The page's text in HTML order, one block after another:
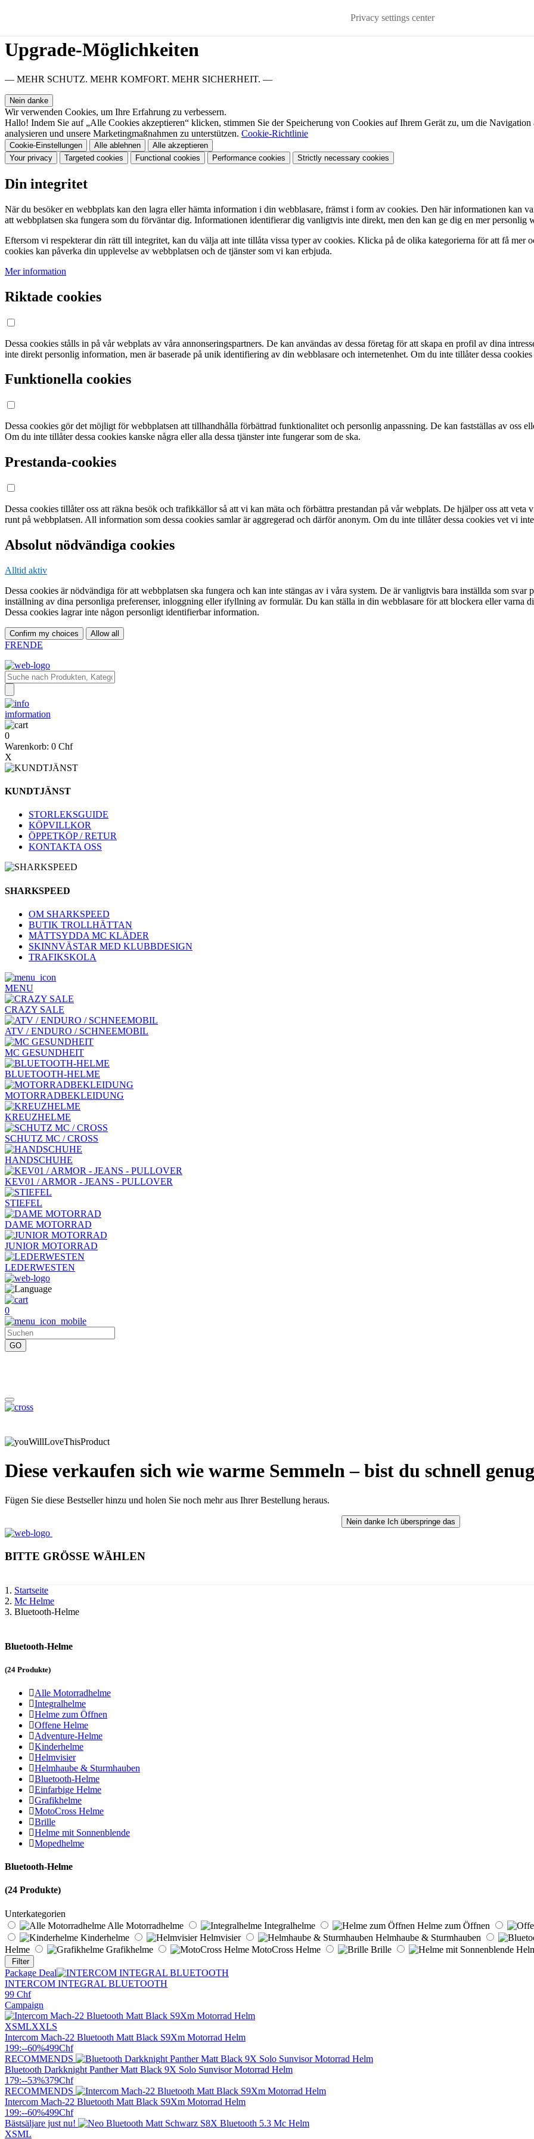
Upgrade-Möglichkeiten
— MEHR SCHUTZ. MEHR KOMFORT. MEHR SICHERHEIT. —
Nein danke
Wir verwenden Cookies, um Ihre Erfahrung zu verbessern.
Hallo! Indem Sie auf „Alle Cookies akzeptieren“ klicken, stimmen Sie der Speicherung von Cookies auf Ihrem Gerät zu, um die
analysieren und unsere Marketingmaßnahmen zu unterstützen. Cookie-Richtlinie
Cookie-Einstellungen Alle ablehnen Alle akzeptieren
Privacy settings center
Your privacy Targeted cookies Functional cookies Performance cookies Strictly necessary cookies
Din integritet
När du besöker en webbplats kan den lagra eller hämta information i din webblasare, främst i form av cookies. Den här informationen kan
att webbplatsen ska fungera som du förväntar dig. Informationen identifierar dig vanligtvis inte direkt, men den kan ge dig en mer personlig
Eftersom vi respekterar din rätt till integritet, kan du välja att inte tillåta vissa typer av cookies. Klicka på de olika kategorierna för att få mer
cookies kan påverka din upplevelse av webbplatsen och de tjänster som vi kan erbjuda.
Mer information
Riktade cookies
Dessa cookies stålls in på vår webplats av våra annonseringspartners. De kan användas av dessa företag för att skapa en profil av dina
inte direkt personlig information, men är baserade på unik identifiering av din webblasare och internetenhet. Om du inte tillåter dessa
Funktionella cookies
Dessa cookies gör det möjligt för webbplatsen att tillhandhålla förbättrad funktionalitet och personlig anpassning. De kan fastställas av oss
Om du inte tillåter dessa cookies kanske några eller alla dessa tjänster inte fungerar som de ska.
Prestanda-cookies
Dessa cookies tillåter oss att räkna besök och trafikkällor så att vi kan mäta och förbättra prestandan på vår webplats. De hjälper oss att
runt på webbplatsen. All information som dessa cookies samlar är aggregerad och därför anonym. Om du inte tillåter dessa cookies vet vi
Absolut nödvändiga cookies
Alltid aktiv
Dessa cookies är nödvändiga för att webbplatsen ska fungera och kan inte stängas av i våra system. De är vanligtvis bara inställda som
inställning av dina personliga preferenser, inloggning eller ifyllning av formulär. Du kan ställa in din webblasare för att blockera eller varna
Dessa cookies lagrar inte någon personligt identifierbar information.
Confirm my choices Allow all
FRENDE
imformation
0
Warenkorb: 0 Chf
X
KUNDTJÄNST
STORLEKSGUIDE
KÖPVILLKOR
ÖPPETKÖP / RETUR
KONTAKTA OSS
SHARKSPEED
OM SHARKSPEED
BUTIK TROLLHÄTTAN
MÅTTSYDDA MC KLÄDER
SKINNVÄSTAR MED KLUBBDESIGN
TRAFIKSKOLA
MENU
CRAZY SALE
ATV / ENDURO / SCHNEEMOBIL
MC GESUNDHEIT
BLUETOOTH-HELME
MOTORRADBEKLEIDUNG
KREUZHELME
SCHUTZ MC / CROSS
HANDSCHUHE
KEV01 / ARMOR - JEANS - PULLOVER
STIEFEL
DAME MOTORRAD
JUNIOR MOTORRAD
LEDERWESTEN
0
Diese verkaufen sich wie warme Semmeln – bist du schnell
Fügen Sie diese Bestseller hinzu und holen Sie noch mehr aus Ihrer Bestellung heraus.
Nein danke Ich überspringe das
BITTE GRÖSSE WÄHLEN
Startseite
Mc Helme
Bluetooth-Helme
Bluetooth-Helme
(24 Produkte)
Alle Motorradhelme
Integralhelme
Helme zum Öffnen
Offene Helme
Adventure-Helme
Kinderhelme
Helmvisier
Helmhaube & Sturmhauben
Bluetooth-Helme
Einfarbige Helme
Grafikhelme
MotoCross Helme
Brille
Helme mit Sonnenblende
Mopedhelme
Bluetooth-Helme
(24 Produkte)
Unterkategorien
Alle Motorradhelme
Integralhelme
Helme zum Öffnen
Kinderhelme
Helmvisier
Helmhaube & Sturmhauben
Helme
Grafikhelme MotoCross Helme Brille
Filter
Package Deal
INTERCOM INTEGRAL BLUETOOTH
99 Chf
Campaign
XSMLXXLS
Intercom Mach-22 Bluetooth Matt Black S9Xm Motorrad Helm
199:--60%499Chf
RECOMMENDS
Bluetooth Darkknight Panther Matt Black 9X Solo Sunvisor Motorrad Helm
179:--53%379Chf
RECOMMENDS
Intercom Mach-22 Bluetooth Matt Black S9Xm Motorrad Helm
199:--60%499Chf
Bästsäljare just nu!
XSML